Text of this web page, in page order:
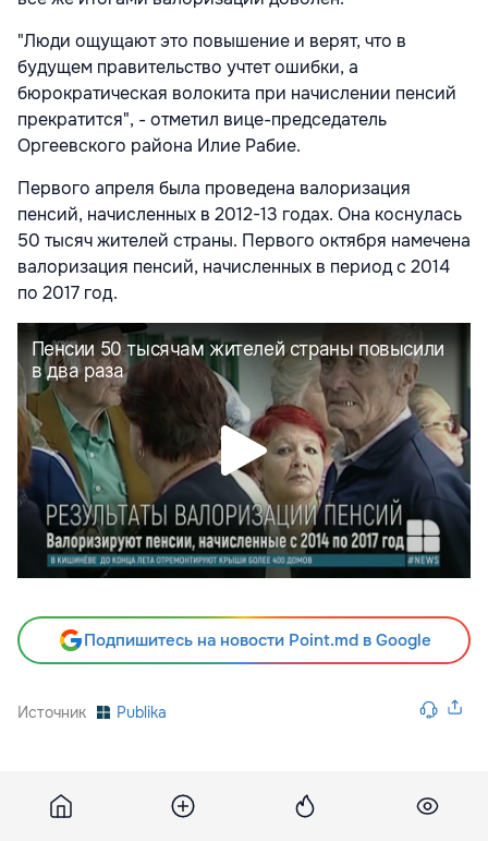
"Люди ощущают это повышение и верят, что в
будущем правительство учтет ошибки, а
бюрократическая волокита при начислении пенсий
прекратится", - отметил вице-председатель
Оргеевского района Илие Рабие.
Первого апреля была проведена валоризация
пенсий, начисленных в 2012-13 годах. Она коснулась
50 тысяч жителей страны. Первого октября намечена
валоризация пенсий, начисленных в период с 2014
по 2017 год.
Подпишитесь на новости Point.md в Google
Источник Publika